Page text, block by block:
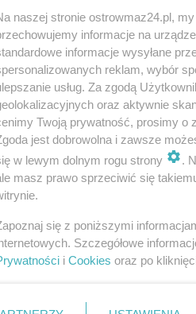
Basketball Academy
Kleban 5, Piskowski 13,
3.
Słoniewski #Mikołaj Motel
naszej stronie ostrowmaz24.pl,
informacje na
informacje wysyłane
reklam, wybór
usług. Za zgodą
oraz aktywnie
Twoją prywatność, prosimy o
jest dobrowolna i zawsze
w lewym dolnym rogu strony
.
masz prawo sprzeciwić się
się z poniższymi
Szczegółowe
i Cookies oraz po